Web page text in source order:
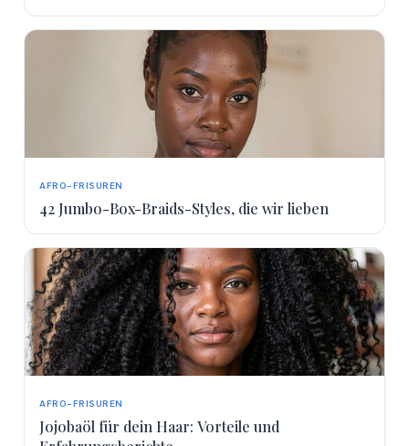
AFRO-FRISUREN
42 Jumbo-Box-Braids-Styles, die wir lieben
AFRO-FRISUREN
Jojobaöl für dein Haar: Vorteile und